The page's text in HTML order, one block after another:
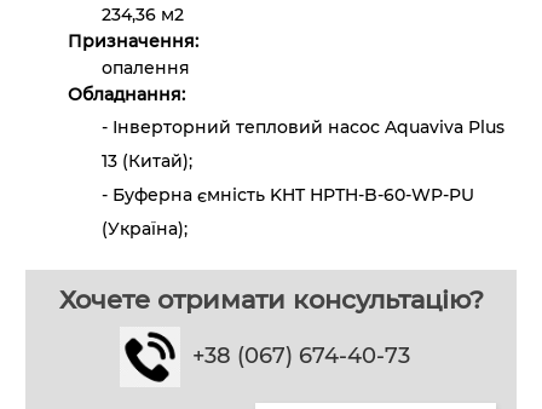
234,36 м2
Призначення:
опалення
Обладнання:
- Інверторний тепловий насос Aquaviva Plus
13 (Китай);
- Буферна ємність KHT НРТH-B-60-WP-PU
(Україна);
Хочете отримати консультацію?
+38 (067) 674-40-73